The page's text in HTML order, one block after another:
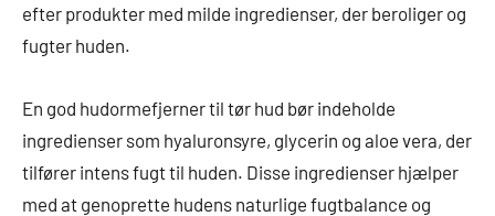
efter produkter med milde ingredienser, der beroliger og
fugter huden.
En god hudormefjerner til tør hud bør indeholde
ingredienser som hyaluronsyre, glycerin og aloe vera, der
tilfører intens fugt til huden. Disse ingredienser hjælper
med at genoprette hudens naturlige fugtbalance og